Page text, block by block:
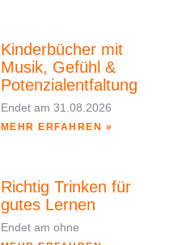
Kinderbücher mit
Musik, Gefühl &
Potenzialentfaltung
Endet am 31.08.2026
MEHR ERFAHREN »
Richtig Trinken für
gutes Lernen
Endet am ohne